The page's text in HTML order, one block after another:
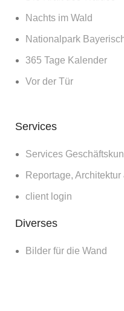
Nachts im Wald
Nationalpark
365 Tage Kalender
Vor der Tür
Services
Services
Reportage,
client login
Diverses
Bilder für die Wand